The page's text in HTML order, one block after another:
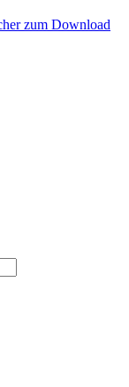
zum Download